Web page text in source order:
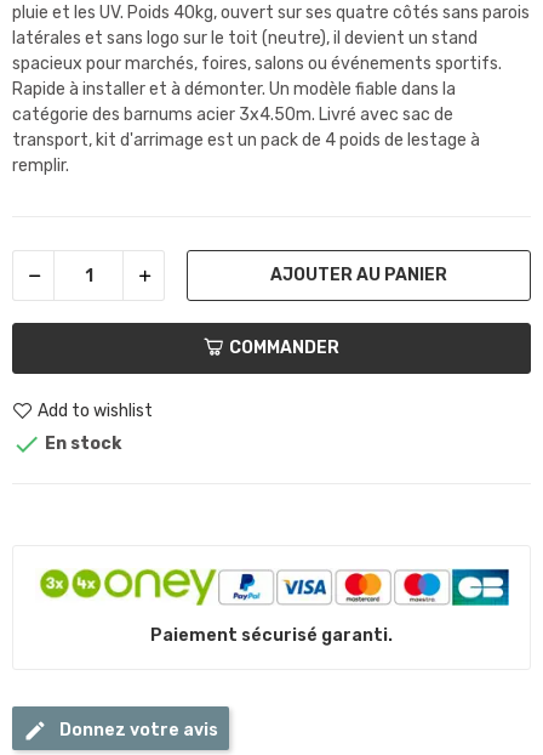
pluie et les UV. Poids 40kg, ouvert sur ses quatre côtés sans parois
latérales et sans logo sur le toit (neutre), il devient un stand
spacieux pour marchés, foires, salons ou événements sportifs.
Rapide à installer et à démonter. Un modèle fiable dans la
catégorie des barnums acier 3x4.50m. Livré avec sac de
transport, kit d'arrimage est un pack de 4 poids de lestage à
remplir.
AJOUTER AU PANIER
COMMANDER
Add to wishlist
 En stock
Paiement sécurisé garanti.
Donnez votre avis